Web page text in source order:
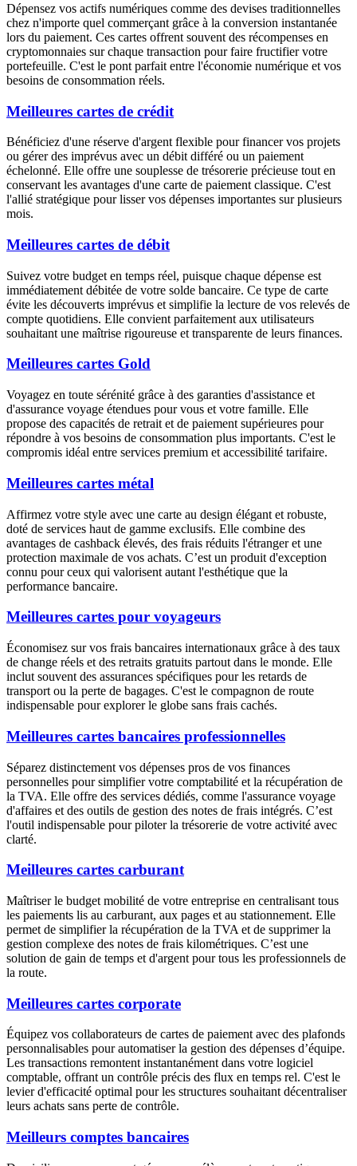
Dépensez vos actifs numériques comme des devises traditionnelles
chez n'importe quel commerçant grâce à la conversion instantanée
lors du paiement. Ces cartes offrent souvent des récompenses en
cryptomonnaies sur chaque transaction pour faire fructifier votre
portefeuille. C'est le pont parfait entre l'économie numérique et vos
besoins de consommation réels.
Meilleures cartes de crédit
Bénéficiez d'une réserve d'argent flexible pour financer vos projets
ou gérer des imprévus avec un débit différé ou un paiement
échelonné. Elle offre une souplesse de trésorerie précieuse tout en
conservant les avantages d'une carte de paiement classique. C'est
l'allié stratégique pour lisser vos dépenses importantes sur plusieurs
mois.
Meilleures cartes de débit
Suivez votre budget en temps réel, puisque chaque dépense est
immédiatement débitée de votre solde bancaire. Ce type de carte
évite les découverts imprévus et simplifie la lecture de vos relevés de
compte quotidiens. Elle convient parfaitement aux utilisateurs
souhaitant une maîtrise rigoureuse et transparente de leurs finances.
Meilleures cartes Gold
Voyagez en toute sérénité grâce à des garanties d'assistance et
d'assurance voyage étendues pour vous et votre famille. Elle
propose des capacités de retrait et de paiement supérieures pour
répondre à vos besoins de consommation plus importants. C'est le
compromis idéal entre services premium et accessibilité tarifaire.
Meilleures cartes métal
Affirmez votre style avec une carte au design élégant et robuste,
doté de services haut de gamme exclusifs. Elle combine des
avantages de cashback élevés, des frais réduits l'étranger et une
protection maximale de vos achats. C’est un produit d'exception
connu pour ceux qui valorisent autant l'esthétique que la
performance bancaire.
Meilleures cartes pour voyageurs
Économisez sur vos frais bancaires internationaux grâce à des taux
de change réels et des retraits gratuits partout dans le monde. Elle
inclut souvent des assurances spécifiques pour les retards de
transport ou la perte de bagages. C'est le compagnon de route
indispensable pour explorer le globe sans frais cachés.
Meilleures cartes bancaires professionnelles
Séparez distinctement vos dépenses pros de vos finances
personnelles pour simplifier votre comptabilité et la récupération de
la TVA. Elle offre des services dédiés, comme l'assurance voyage
d'affaires et des outils de gestion des notes de frais intégrés. C’est
l'outil indispensable pour piloter la trésorerie de votre activité avec
clarté.
Meilleures cartes carburant
Maîtriser le budget mobilité de votre entreprise en centralisant tous
les paiements lis au carburant, aux pages et au stationnement. Elle
permet de simplifier la récupération de la TVA et de supprimer la
gestion complexe des notes de frais kilométriques. C’est une
solution de gain de temps et d'argent pour tous les professionnels de
la route.
Meilleures cartes corporate
Équipez vos collaborateurs de cartes de paiement avec des plafonds
personnalisables pour automatiser la gestion des dépenses d’équipe.
Les transactions remontent instantanément dans votre logiciel
comptable, offrant un contrôle précis des flux en temps rel. C'est le
levier d'efficacité optimal pour les structures souhaitant décentraliser
leurs achats sans perte de contrôle.
Meilleurs comptes bancaires